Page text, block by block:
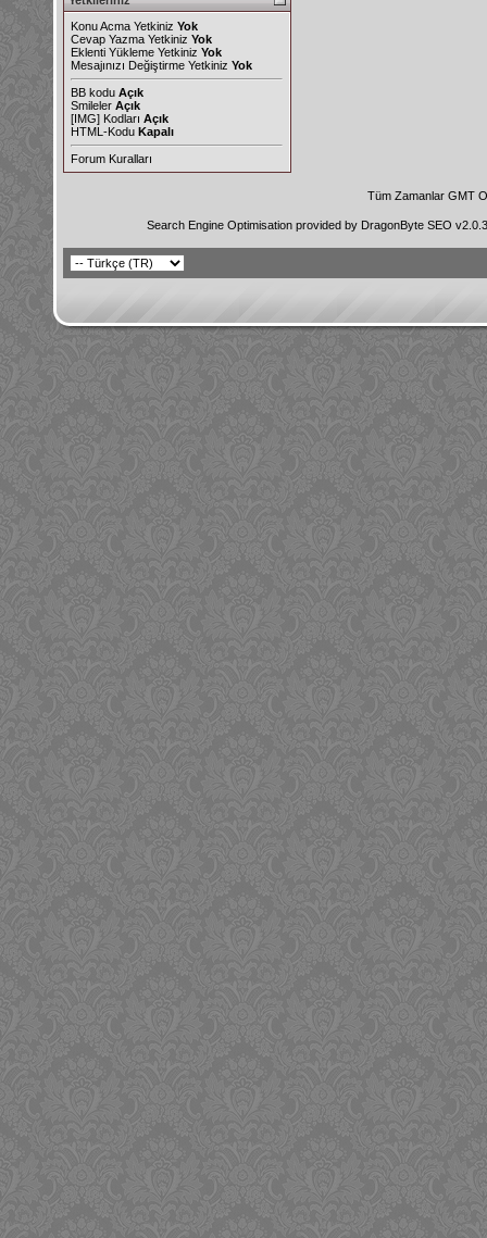
Konu Acma Yetkiniz Yok
Cevap Yazma Yetkiniz Yok
Eklenti Yükleme Yetkiniz Yok
Mesajınızı Değiştirme Yetkiniz Yok
BB kodu Açık
Smileler Açık
[IMG] Kodları Açık
HTML-Kodu Kapalı
Forum Kuralları
Tüm Zamanlar GMT
Search Engine Optimisation provided by DragonByte SEO